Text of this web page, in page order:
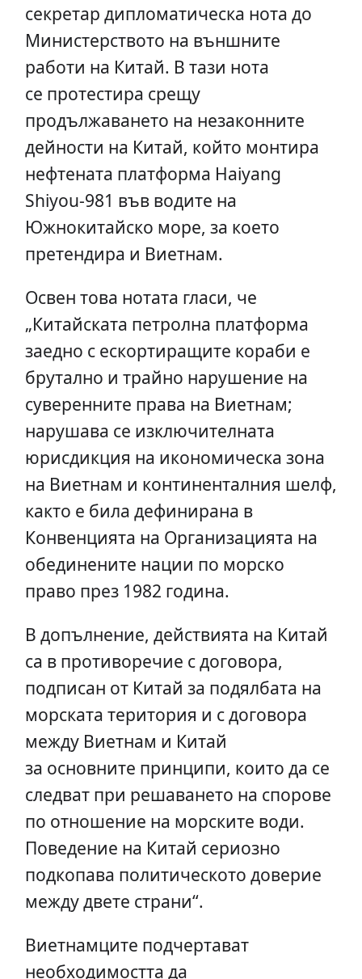
секретар дипломатическа нота до
Министерството на външните
работи на Китай. В тази нота
се протестира срещу
продължаването на незаконните
дейности на Китай, който монтира
нефтената платформа Haiyang
Shiyou-981 във водите на
Южнокитайско море, за което
претендира и Виетнам.
Освен това нотата гласи, че
„Китайската петролна платформа
заедно с ескортиращите кораби е
брутално и трайно нарушение на
суверенните права на Виетнам;
нарушава се изключителната
юрисдикция на икономическа зона
на Виетнам и континенталния шелф,
както е била дефинирана в
Конвенцията на Организацията на
обединените нации по морско
право през 1982 година.
В допълнение, действията на Китай
са в противоречие с договора,
подписан от Китай за подялбата на
морската територия и с договора
между Виетнам и Китай
за основните принципи, които да се
следват при решаването на спорове
по отношение на морските води.
Поведение на Китай сериозно
подкопава политическото доверие
между двете страни“.
Виетнамците подчертават
необходимостта да